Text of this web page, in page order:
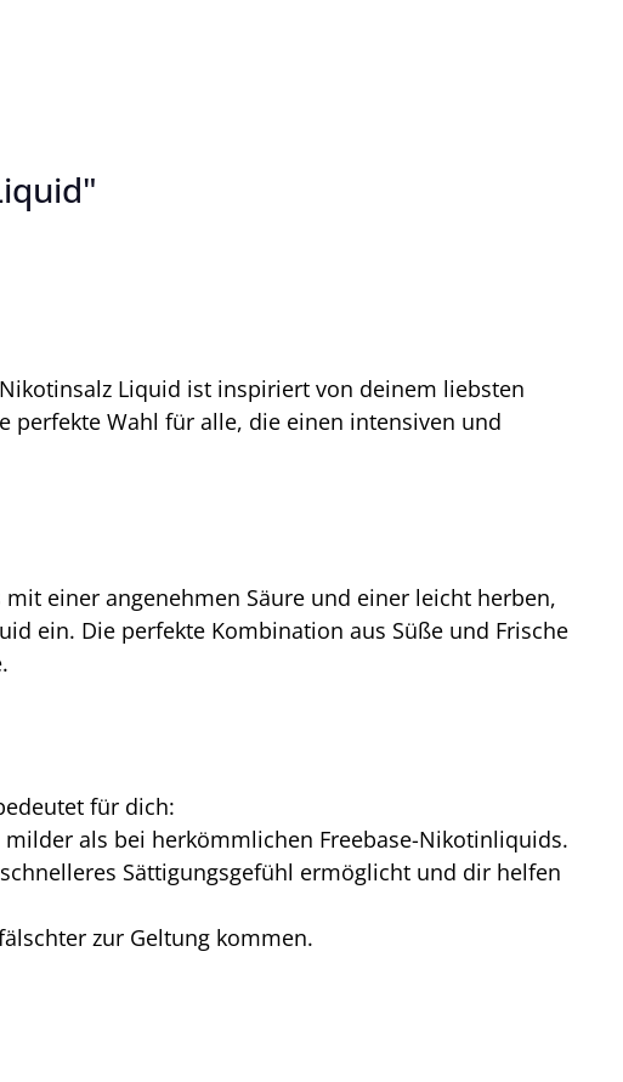
Liquid ist inspiriert von deinem liebsten
perfekte Wahl für alle, die einen intensiven und
einer angenehmen Säure und einer leicht herben,
ein. Die perfekte Kombination aus Süße und Frische
für dich:
als bei herkömmlichen Freebase-Nikotinliquids.
Sättigungsgefühl ermöglicht und dir helfen
zur Geltung kommen.